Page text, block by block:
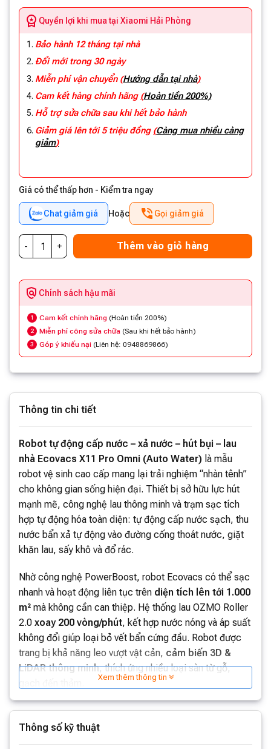
Quyền lợi khi mua tại Xiaomi Hải Phòng
Bảo hành 12 tháng tại nhà
Đổi mới trong 30 ngày
Miễn phí vận chuyển (Hướng dẫn tại nhà)
Cam kết hàng chính hãng (Hoàn tiền 200%)
Hỗ trợ sửa chữa sau khi hết bảo hành
Giảm giá lên tới 5 triệu đồng (Càng mua nhiều càng
giảm)
Giá có thể thấp hơn - Kiểm tra ngay
Chat giảm giá Hoặc Gọi giảm giá
Thêm vào giỏ hàng
Chính sách hậu mãi
1 Cam kết chính hãng (Hoàn tiền 200%)
2 Miễn phí công sửa chữa (Sau khi hết bảo hành)
3 Góp ý khiếu nại (Liên hệ: 0948869866)
Thông tin chi tiết
Robot tự động cấp nước – xả nước – hút bụi – lau
nhà Ecovacs X11 Pro Omni (Auto Water) là mẫu
robot vệ sinh cao cấp mang lại trải nghiệm “nhàn tênh”
cho không gian sống hiện đại. Thiết bị sở hữu lực hút
mạnh mẽ, công nghệ lau thông minh và trạm sạc tích
hợp tự động hóa toàn diện: tự động cấp nước sạch, thu
nước bẩn xả tự động vào đường cống thoát nước, giặt
khăn lau, sấy khô và đổ rác.
Nhờ công nghệ PowerBoost, robot Ecovacs có thể sạc
nhanh và hoạt động liên tục trên diện tích lên tới 1.000
m² mà không cần can thiệp. Hệ thống lau OZMO Roller
2.0 xoay 200 vòng/phút, kết hợp nước nóng và áp suất
không đổi giúp loại bỏ vết bẩn cứng đầu. Robot được
trang bị khả năng leo vượt vật cản, cảm biến 3D &
LiDAR thông minh, thích ứng nhiều loại sàn từ gỗ,
Với cấu trúc“tất cả-trong-một”, X11 Pro Omni cho
phép bạn nghỉ ngơi thư giãn trong khi robot thay bạn
Xem thêm thông tin
Thông số kỹ thuật